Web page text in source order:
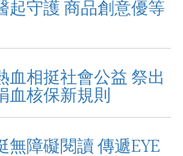
起守護 商品創意優等
血相挺社會公益 祭出
血核保新規則
無障礙閱讀 傳遞EYE